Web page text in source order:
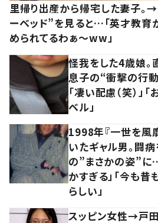
里帰り出産から帰宅した妻子。
ーベッド”を見ると…「英才教育
められてるわぁ～ww」
怪我をした4歳娘。
息子の“衝撃の行
「凄い配慮（笑）」
ベル」
1998年『一世を風
いたギャル男。闘
の”まさかの姿”に…
かすぎる」「今も昔
らしい」
スッピン女性→戸